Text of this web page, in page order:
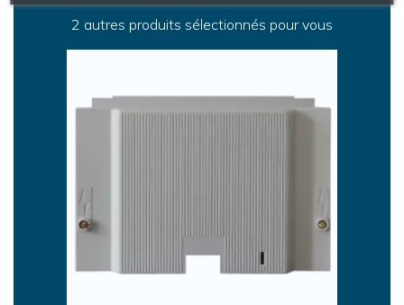
2 autres produits sélectionnés pour vous